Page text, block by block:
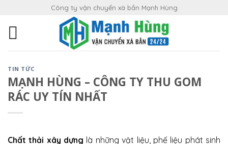
Công ty vận chuyển xà bần Mạnh Hùng
TIN TỨC
MẠNH HÙNG – CÔNG TY THU GOM
RÁC UY TÍN NHẤT
Chất thải xây dựng là những vật liệu, phế liệu phát sinh